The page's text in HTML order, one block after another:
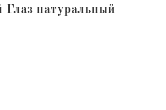
натуральный